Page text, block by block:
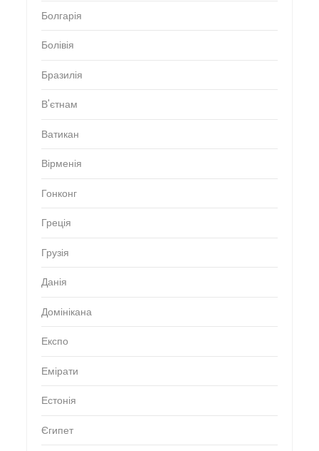
Болгарія
Болівія
Бразилія
В'єтнам
Ватикан
Вірменія
Гонконг
Греція
Грузія
Данія
Домінікана
Експо
Емірати
Естонія
Єгипет